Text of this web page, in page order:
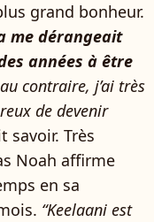
grand bonheur.
me dérangeait
années à être
contraire, j’ai très
de devenir
savoir. Très
Noah affirme
en sa
“Keelaani est